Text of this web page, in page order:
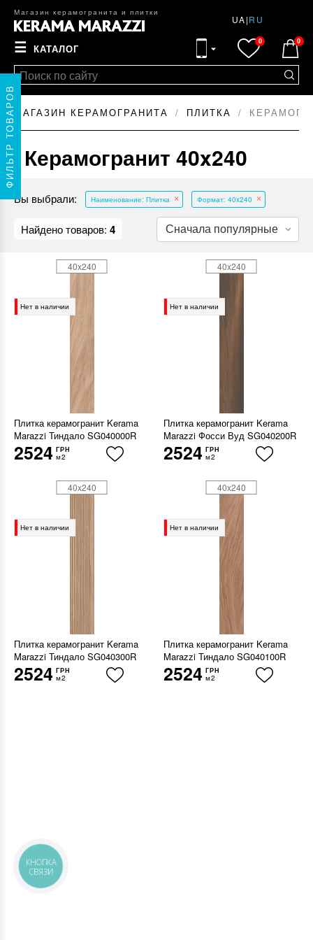
Магазин керамогранита и плитки
UA|RU
☰ КАТАЛОГ
0 0
МАГАЗИН КЕРАМОГРАНИТА ПЛИТКА
Керамогранит 40x240
Вы выбрали: Наименование: Плитка Формат: 40x240
Найдено товаров: 4
Нет в наличии
Плитка керамогранит Kerama
Marazzi Тиндало SG040000R
2524 ГРН
м2
40x240
Нет в наличии
Плитка керамогранит Kerama
Marazzi Фосси Вуд SG040200R
2524 ГРН
м2
40x240
Нет в наличии
Плитка керамогранит Kerama
Marazzi Тиндало SG040300R
2524 ГРН
м2
40x240
Нет в наличии
Плитка керамогранит Kerama
Marazzi Тиндало SG040100R
2524 ГРН
м2
40x240
ФИЛЬТР ТОВАРОВ
КНОПКА
СВЯЗИ